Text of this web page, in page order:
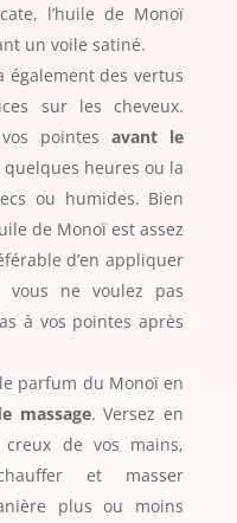
l’huile de Monoï
un voile satiné.
également des vertus
sur les cheveux.
pointes avant le
heures ou la
ou humides. Bien
de Monoï est assez
d’en appliquer
ne voulez pas
à vos pointes après
parfum du Monoï en
massage. Versez en
de vos mains,
et masser
plus ou moins